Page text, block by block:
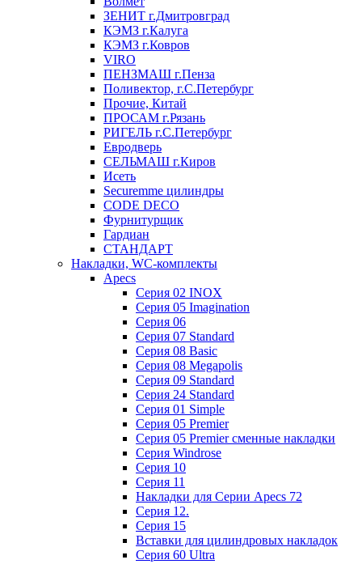
ЗЕНИТ г.Дмитровград
КЭМЗ г.Калуга
КЭМЗ г.Ковров
VIRO
ПЕНЗМАШ г.Пенза
Поливектор, г.С.Петербург
Прочие, Китай
ПРОСАМ г.Рязань
РИГЕЛЬ г.С.Петербург
Евродверь
СЕЛЬМАШ г.Киров
Исеть
Securemme цилиндры
CODE DECO
Фурнитурщик
Гардиан
СТАНДАРТ
Накладки, WC-комплекты
Apecs
Cерия 02 INOX
Cерия 05 Imagination
Cерия 06
Cерия 07 Standard
Cерия 08 Basic
Cерия 08 Megapolis
Cерия 09 Standard
Cерия 24 Standard
Серия 01 Simple
Серия 05 Premier
Серия 05 Premier сменные накладки
Cерия Windrose
Серия 10
Серия 11
Накладки для Серии Apecs 72
Серия 12.
Серия 15
Вставки для цилиндровых накладок
Серия 60 Ultra